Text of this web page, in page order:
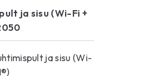
ja sisu (Wi-Fi +
ja sisu (Wi-